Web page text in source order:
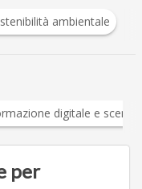
ambientale
digitale e scenari
per